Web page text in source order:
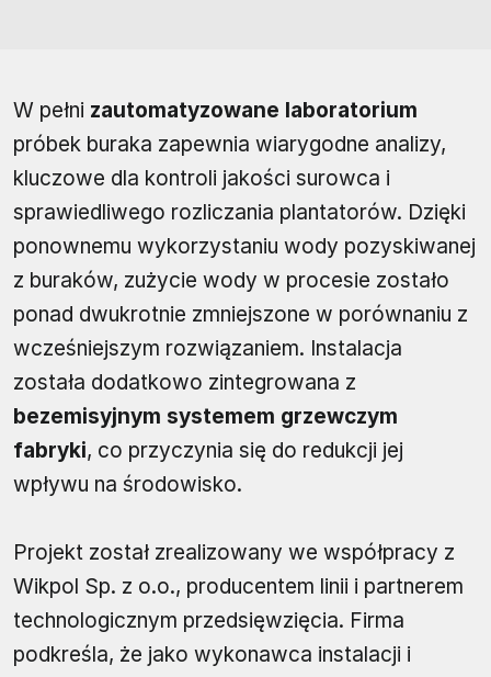
W pełni zautomatyzowane laboratorium
próbek buraka zapewnia wiarygodne analizy,
kluczowe dla kontroli jakości surowca i
sprawiedliwego rozliczania plantatorów. Dzięki
ponownemu wykorzystaniu wody pozyskiwanej
z buraków, zużycie wody w procesie zostało
ponad dwukrotnie zmniejszone w porównaniu z
wcześniejszym rozwiązaniem. Instalacja
została dodatkowo zintegrowana z
bezemisyjnym systemem grzewczym
fabryki, co przyczynia się do redukcji jej
wpływu na środowisko.
Projekt został zrealizowany we współpracy z
Wikpol Sp. z o.o., producentem linii i partnerem
technologicznym przedsięwzięcia. Firma
podkreśla, że jako wykonawca instalacji i